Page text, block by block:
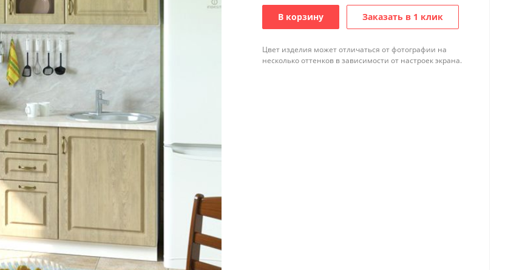
В корзину Заказать в 1 клик
Цвет изделия может отличаться от фотографии на
несколько оттенков в зависимости от настроек экрана.